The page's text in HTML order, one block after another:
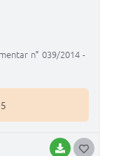
BAIXAR
n° 039/2014 -